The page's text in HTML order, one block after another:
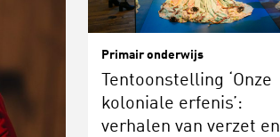
Primair onderwijs
Tentoonstelling ‘Onze
koloniale erfenis’:
verhalen van verzet en